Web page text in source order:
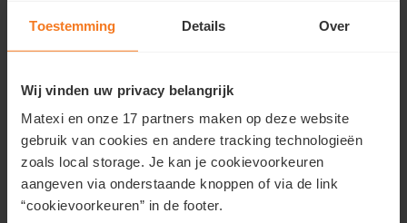
Toestemming Details Over
Wij vinden uw privacy belangrijk
Matexi en onze 17 partners maken op deze website
gebruik van cookies en andere tracking technologieën
zoals local storage. Je kan je cookievoorkeuren
aangeven via onderstaande knoppen of via de link
“cookievoorkeuren” in de footer.
autostaanplaats
Meer info
Contacteer ons